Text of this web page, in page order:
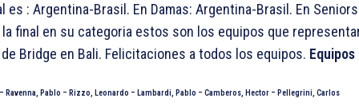
es : Argentina-Brasil. En Damas: Argentina-Brasil. En
la final en su categoria estos son los equipos que
Bridge en Bali. Felicitaciones a todos los equipos.
– Ravenna, Pablo – Rizzo, Leonardo – Lambardi, Pablo – Camberos, Hector – Pellegrini, Carlos